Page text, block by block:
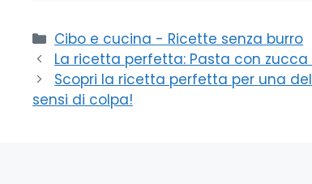
Categorie
Cibo e cucina - Ricette senza burro
La ricetta perfetta: Pasta con
Scopri la ricetta perfetta per una
sensi di colpa!